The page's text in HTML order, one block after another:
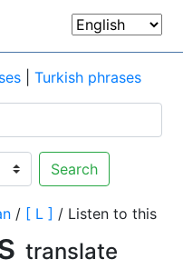
Turkish phrases
Search
/ [ L ] / Listen to this
translate